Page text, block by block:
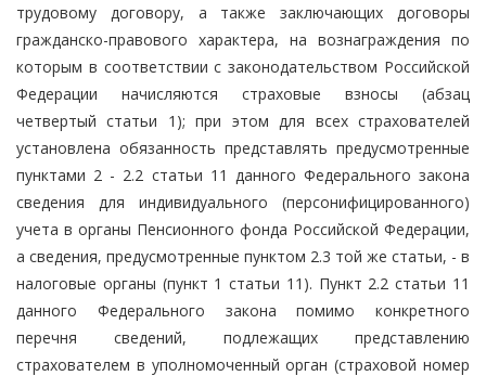
трудовому договору, а также заключающих договоры
гражданско-правового характера, на вознаграждения по
которым в соответствии с законодательством Российской
Федерации начисляются страховые взносы (абзац
четвертый статьи 1); при этом для всех страхователей
установлена обязанность представлять предусмотренные
пунктами 2 - 2.2 статьи 11 данного Федерального закона
сведения для индивидуального (персонифицированного)
учета в органы Пенсионного фонда Российской Федерации,
а сведения, предусмотренные пунктом 2.3 той же статьи, - в
налоговые органы (пункт 1 статьи 11). Пункт 2.2 статьи 11
данного Федерального закона помимо конкретного
перечня сведений, подлежащих представлению
страхователем в уполномоченный орган (страховой номер